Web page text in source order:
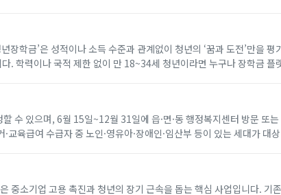
장학금’은 성적이나 소득 수준과 관계없이 청년의 ‘꿈과 도전’만을 평
. 학력이나 국적 제한 없이 만 18~34세 청년이라면 누구나 장학금 플
수 있으며, 6월 15일~12월 31일에 읍·면·동 행정복지센터 방문 또는
교육급여 수급자 중 노인·영유아·장애인·임산부 등이 있는 세대가 대상
중소기업 고용 촉진과 청년의 장기 근속을 돕는 핵심 사업입니다. 기